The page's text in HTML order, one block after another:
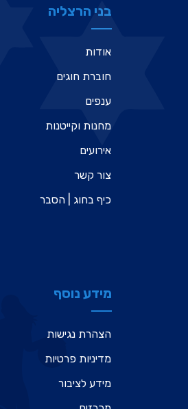
בני הרצליה
אודות
חוברת חוגים
ענפים
מחנות וקייטנות
אירועים
צור קשר
כיף בחוג | הסבר
מידע נוסף
הצהרת נגישות
מדיניות פרטיות
מידע לציבור